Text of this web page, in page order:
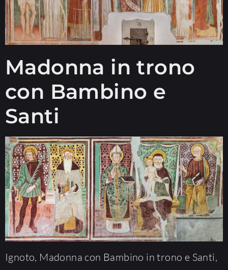
Madonna in trono
con Bambino e
Santi
Ignoto, Madonna con Bambino in trono e Santi,